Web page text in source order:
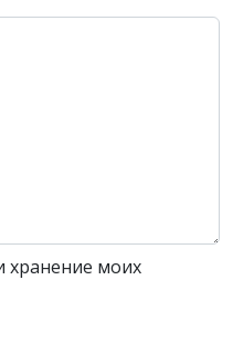
хранение моих